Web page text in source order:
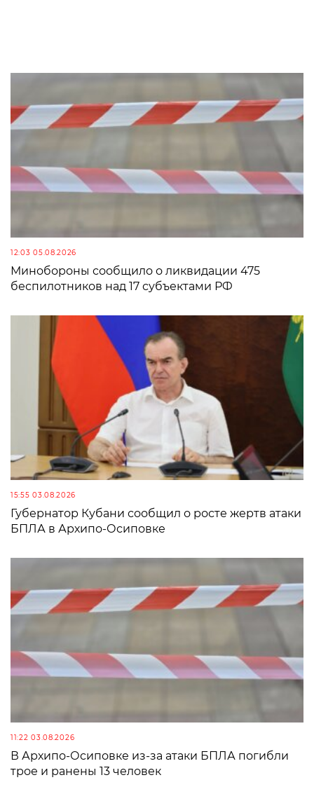
12:03 05.08.2026
Минобороны сообщило о ликвидации 475
беспилотников над 17 субъектами РФ
15:55 03.08.2026
Губернатор Кубани сообщил о росте жертв атаки
БПЛА в Архипо-Осиповке
11:22 03.08.2026
В Архипо-Осиповке из-за атаки БПЛА погибли
трое и ранены 13 человек